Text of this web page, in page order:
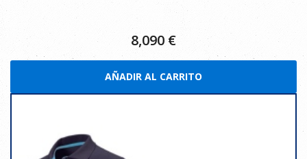
8,090 €
AÑADIR AL CARRITO